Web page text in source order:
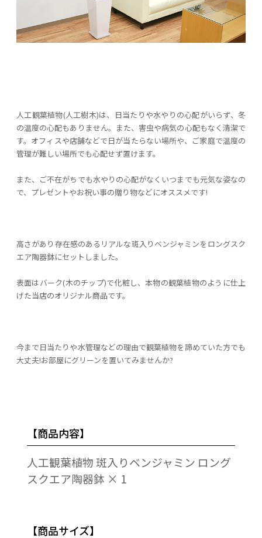
人工観葉植物(人工樹木)は、日当たりや水やりの心配がいらず、冬
の温度の心配もありません。また、害虫や病気の心配もなく清潔で
す。オフィスや店舗などで日が当たらない場所や、ご家庭で温度の
管理が難しい場所でも心配せず置けます。
また、ご不在がちでも水やりの心配がなくいつまでも元気な姿なの
で、プレゼントやお祝い事の贈り物などにオススメです!
高さがあり存在感のあるリアルな斑入りベンジャミンをロングスク
エア陶器鉢にセットしました。
表面はバーク(木のチップ)で化粧し、本物の観葉植物のように仕上
げた当店のオリジナル商品です。
今まで日当たりや水管理などの理由で観葉植物を諦めていた方でも
大丈夫!お部屋にグリーンを置いてみませんか?
【商品内容】
人工観葉植物 斑入りベンジャミン ロング
スクエア陶器鉢 × 1
【商品サイズ】